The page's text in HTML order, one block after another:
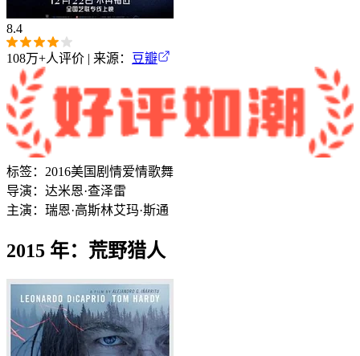
8.4
108万+人评价 | 来源： 豆瓣
标签： 2016美国 剧情爱情歌舞
导演： 达米恩·查泽雷
主演： 瑞恩·高斯林艾玛·斯通
2015 年：荒野猎人